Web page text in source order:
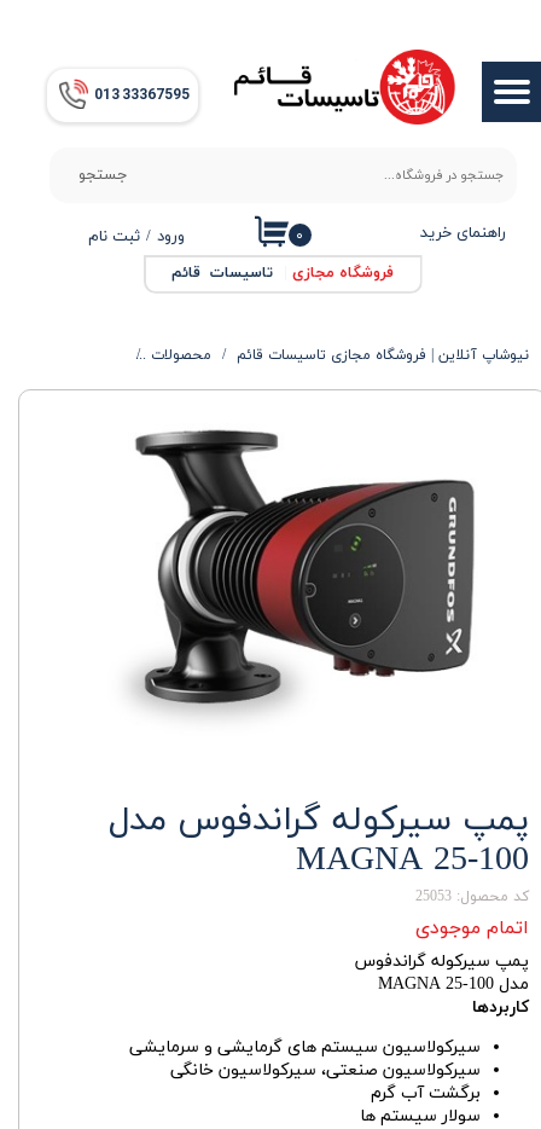
013​​​​​​​ 33367595
جستجو
ورود / ثبت نام
حساب کاربری من
تغییر گذر واژه
سفارشات
خروج از حساب کاربری
راهنمای خرید ۰
فروشگاه مجازی تاسیسات قائم
نیوشاپ آنلاین | فروشگاه مجازی تاسیسات قائم محصولات
پمپ سیرکوله گراندفوس مدل
MAGNA 25-100
کد محصول: 25053
اتمام موجودی
پمپ سیرکوله گراندفوس
مدل MAGNA 25-100
کاربردها
سیرکولاسیون سیستم های گرمایشی و سرمایشی
سیرکولاسیون صنعتی، سیرکولاسیون خانگی
برگشت آب گرم
سولار سیستم ها